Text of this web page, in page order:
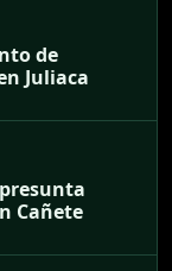
de
Juliaca
Cañete